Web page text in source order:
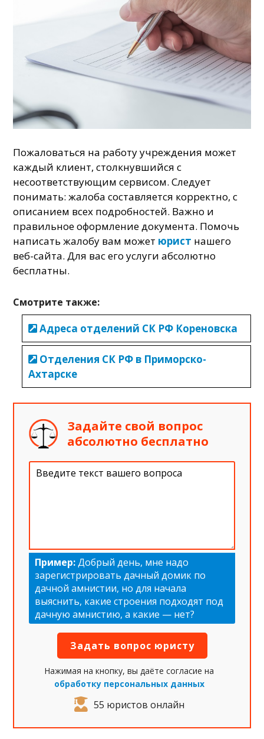
Пожаловаться на работу учреждения может
каждый клиент, столкнувшийся с
несоответствующим сервисом. Следует
понимать: жалоба составляется корректно, с
описанием всех подробностей. Важно и
правильное оформление документа. Помочь
написать жалобу вам может юрист нашего
веб-сайта. Для вас его услуги абсолютно
бесплатны.
Смотрите также:
Адреса отделений СК РФ Кореновска
Отделения СК РФ в Приморско-
Ахтарске
Задайте свой вопрос
абсолютно бесплатно
Пример:Добрый день, мне надо
зарегистрировать дачный домик по
дачной амнистии, но для начала
выяснить, какие строения подходят под
дачную амнистию, а какие — нет?
Нажимая на кнопку, вы даёте согласие на
обработку персональных данных
55 юристов онлайн